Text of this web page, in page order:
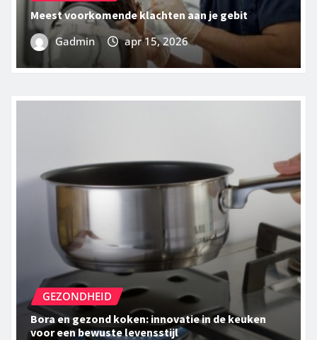
Meest voorkomende klachten aan je gebit
Gadmin
apr 15, 2026
GEZONDHEID
Bora en gezond koken: innovatie in de keuken
voor een bewuste levensstijl